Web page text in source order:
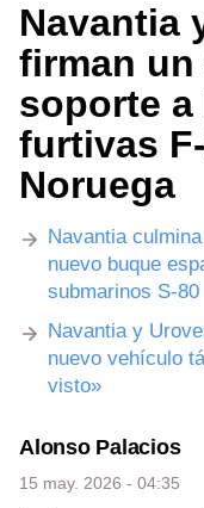
Navantia
firman un
soporte
furtivas
Noruega
Navantia
nuevo buque
submarinos S-80
Navantia y
nuevo vehículo
visto»
Alonso Palacios
15 may. 2026 - 04:35